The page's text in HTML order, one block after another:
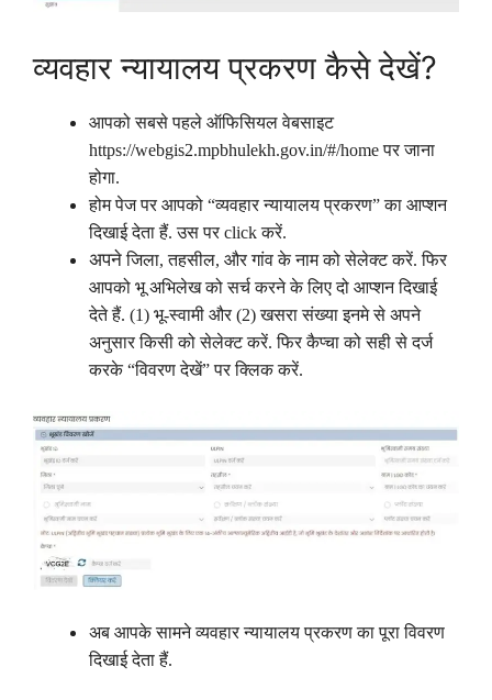
व्यवहार न्यायालय प्रकरण कैसे देखें?
आपको सबसे पहले ऑफिसियल वेबसाइट
https://webgis2.mpbhulekh.gov.in/#/home पर जाना
होगा.
होम पेज पर आपको “व्यवहार न्यायालय प्रकरण” का आप्शन
दिखाई देता हैं. उस पर click करें.
अपनेजिला, तहसील, और गांव के नाम को सेलेक्ट करें. फिर
आपको भू अभिलेख को सर्च करने के लिए दो आप्शन दिखाई
देते हैं. (1) भू-स्वामी और (2) खसरा संख्या इनमे से अपने
अनुसार किसी को सेलेक्ट करें. फिर कैप्चा को सही से दर्ज
करके “विवरण देखें” पर क्लिक करें.
अब आपके सामने व्यवहार न्यायालय प्रकरण का पूरा विवरण
दिखाई देता हैं.